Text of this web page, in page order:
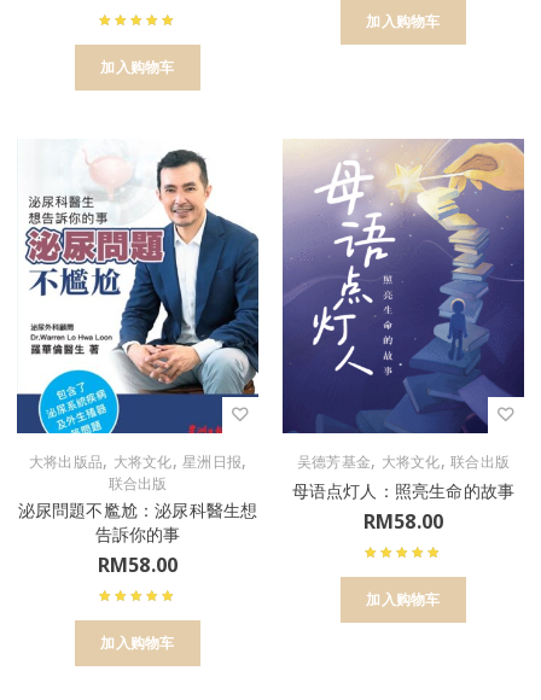
加入购物车
加入购物车
大将出版品, 大将文化, 星洲日报,
联合出版
泌尿問題不尷尬：泌尿科醫生想
告訴你的事
RM58.00
加入购物车
吴德芳基金, 大将文化,联合出版
母语点灯人：照亮生命的故事
RM58.00
加入购物车